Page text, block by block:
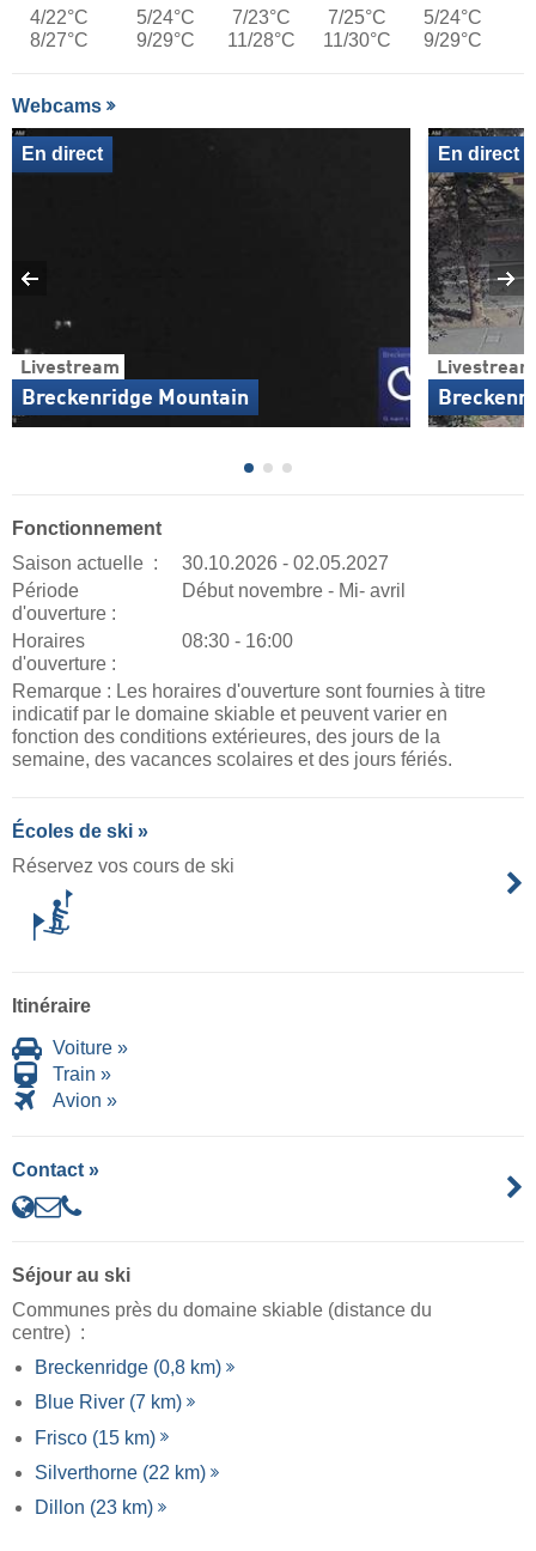
4/22°C
8/27°C
5/24°C
9/29°C
7/23°C
11/28°C
7/25°C
11/30°C
5/24°C
9/29°C
Webcams
Livestream
Breckenridge Mountain
En direct
Livestream
En direct
Fonctionnement
Saison actuelle :
30.10.2026 - 02.05.2027
Période
d'ouverture :
Début novembre - Mi- avril
Horaires
d'ouverture :
08:30 - 16:00
Remarque : Les horaires d'ouverture sont fournies à titre
indicatif par le domaine skiable et peuvent varier en
fonction des conditions extérieures, des jours de la
semaine, des vacances scolaires et des jours fériés.
Écoles de ski »
Réservez vos cours de ski
Itinéraire
Voiture »
Train »
Avion »
Contact »
Séjour au ski
Communes près du domaine skiable (distance du
centre) :
Breckenridge (0,8 km)
Blue River (7 km)
Frisco (15 km)
Silverthorne (22 km)
Dillon (23 km)